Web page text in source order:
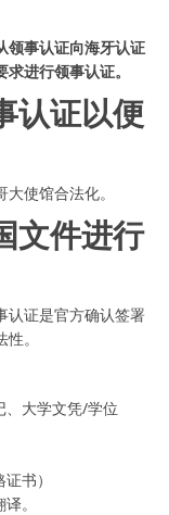
领事认证向海牙认证
进行领事认证。
认证以便
使馆合法化。
文件进行
认证是官方确认签署
。
、大学文凭/学位
书）
。